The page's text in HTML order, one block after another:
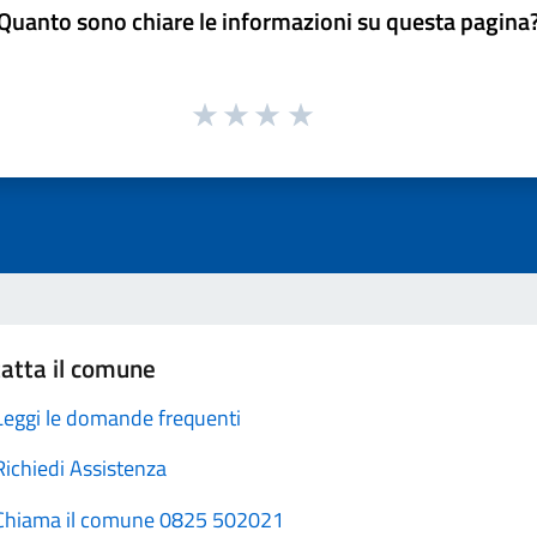
sono chiare le informazioni su questa
il comune
le domande frequenti
Assistenza
il comune 0825 502021